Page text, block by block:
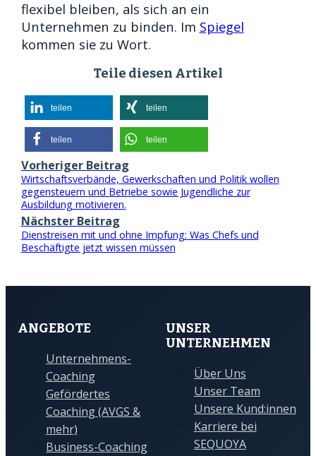
flexibel bleiben, als sich an ein
Unternehmen zu binden. Im Spiegel
kommen sie zu Wort.
Teile diesen Artikel
teilen teilen
teilen teilen
Vorheriger Beitrag
Wirtschaftsverbände, Gewerkschaften und Politik wollen
gegensteuern und Betriebe sowie Jugendliche zur
Ausbildung motivieren.
Nächster Beitrag
Dienstreisen mit und ohne Impfung: Was Chefs und
Beschäftigte jetzt wissen müssen
ANGEBOTE
Unternehmens-
Coaching
Gefördertes
Coaching (AVGS &
mehr)
Business-Coaching
UNSER
UNTERNEHMEN
Über Uns
Unser Team
Unsere Kund:innen
Karriere bei
SEQUOYA